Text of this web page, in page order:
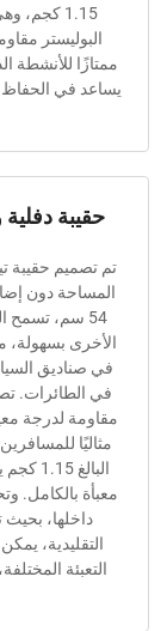
1.15 كجم، وهي خفيفة
مقاومة للخدوش،
الداخلية
الحفاظ على شكلها
دفلية واسعة
حقيبة تيانكين
سم، تسمح الحقيبة
بسهولة، مع الحفاظ
تصنع الحقيبة من
لدرجة معينة من التمدد
للمسافرين بشكل متكرر
البالغ 1.15 كجم يجعل
وتحافظ
بحيث تظل كل
يمكن تعديل هذه
المختلفة، سواء كنت
الرياضية